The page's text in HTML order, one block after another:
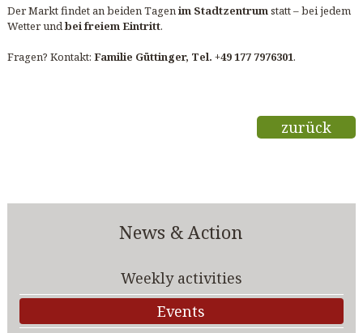
Der Markt findet an beiden Tagenim Stadtzentrumstatt – bei jedem
Wetter undbei freiem Eintritt.
Fragen? Kontakt: Familie Güttinger, Tel. +49 177 7976301.
zurück
News & Action
Weekly activities
Events